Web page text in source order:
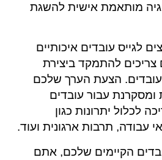
מותאמת אישית להשגת
לגייס עובדים איכותיים
להתמקד ביצירת
הצעת הערך שלכם
ומסקרנת עבור עובדים
לכלול יתרונות כגון
עבודה, תרבות ארגונית ועוד.
הקיימים שלכם, אתם